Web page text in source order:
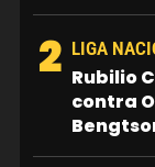
2 LIGA
Rubilio
contra